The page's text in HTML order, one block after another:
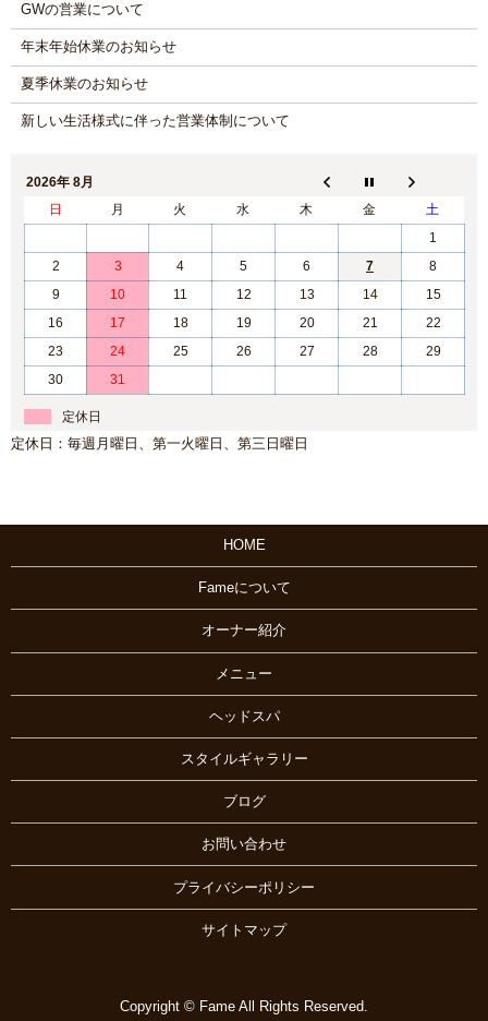
GWの営業について
年末年始休業のお知らせ
夏季休業のお知らせ
新しい生活様式に伴った営業体制について
2026年 8月
日
月 火 水 木 金
土
1
2
3 4 5 6 7
8
9
10 11 12 13 14
15
16
17 18 19 20 21
22
23
24 25 26 27 28
29
30
31
定休日
定休日：毎週月曜日、第一火曜日、第三日曜日
HOME
Fameについて
オーナー紹介
メニュー
ヘッドスパ
スタイルギャラリー
ブログ
お問い合わせ
プライバシーポリシー
サイトマップ
Copyright © Fame All Rights Reserved.